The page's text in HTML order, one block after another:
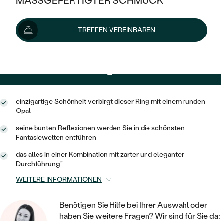
KLASSISCH
MEMOIRE
V-FORM
VINTAGE
AUSSERGEWÖHNLICHE
GEHÄMMERTE
VON HAND GRAVIERTE
MIT MEHREREN DIAMANTEN
HALO
VINTAGE
IM SET
AUSSERGEWÖHNLICH
GESTALTE EINEN RING
WÄHLE EINEN RING
DIAMANTEN ZUM EINFASSEN
AUSVERKAUF
WENN SCHMUCK HILFT
NACH TYP
ANHÄNGER / KETTEN
ARMBÄNDER
HERRENSCHMUCK
PLATIN
OHRSTECKER
CREOLEN
MINIMALISTISCHE
OHRHÄNGER
SOLITÄR
HERZ
GOLD
SILBER
NACH STYL
SOLITÄR
ZUR GEBURT EINES KINDES
PERSONALISIERT
MINIMALISTISCH
AUSVERKAUF
GOLD
SILBER
NACH STYL
MEMOIRE
TREFFEN VEREINBAREN
EXPRESSHERSTELLUNG
einzigartige Schönheit verbirgt dieser Ring mit einem runden
Opal
seine bunten Reflexionen werden Sie in die schönsten
Fantasiewelten entführen
das alles in einer Kombination mit zarter und eleganter
Durchführung"
WEITERE INFORMATIONEN
Benötigen Sie Hilfe bei Ihrer Auswahl oder
haben Sie weitere Fragen? Wir sind für Sie da: